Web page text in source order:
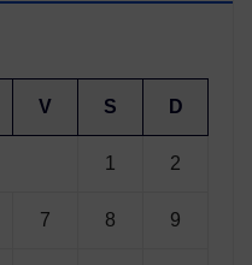
V S D
1 2
7 8 9